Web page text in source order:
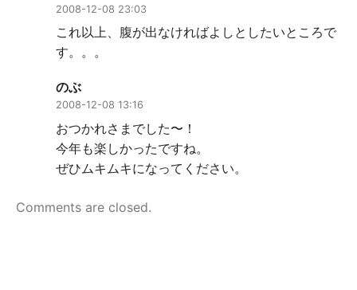
2008-12-08 23:03
これ以上、腹が出なければよしとしたいところで
す。。。
のぶ
2008-12-08 13:16
おつかれさまでした〜！
今年も楽しかったですね。
ぜひムキムキになってください。
Comments are closed.